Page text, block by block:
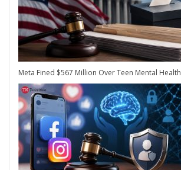
Meta Fined $567 Million Over Teen Mental Health